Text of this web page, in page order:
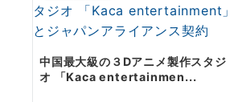
中国最大級の３Dアニメ製作スタジ
オ 「Kaca entertainmen...